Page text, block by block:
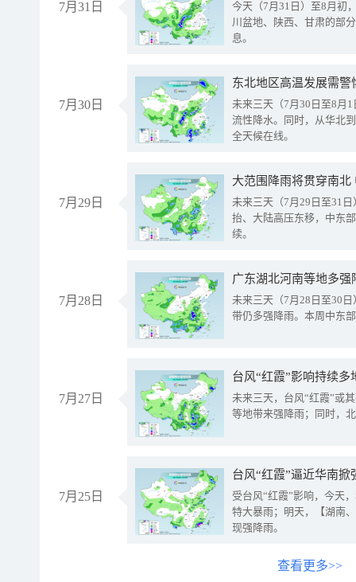
7月31日
今天（7月31日）至8月初
川盆地、陕西、甘肃的部
息。
7月30日
东北地区高温发展需
未来三天（7月30日至8月
流性降水。同时，从华北
全天候在线。
7月29日
大范围降雨将贯穿南
未来三天（7月29日至31
抬、大陆高压东移，中东
续。
7月28日
广东湖北河南等地多
未来三天（7月28日至30
带仍多强降雨。本周中东
7月27日
台风“红霞”影响持续
未来三天，台风“红霞”或
等地带来强降雨；同时，
7月25日
台风“红霞”逼近华南
受台风“红霞”影响，今天
特大暴雨；明天，【湖南
现强降雨。
查看更多>>